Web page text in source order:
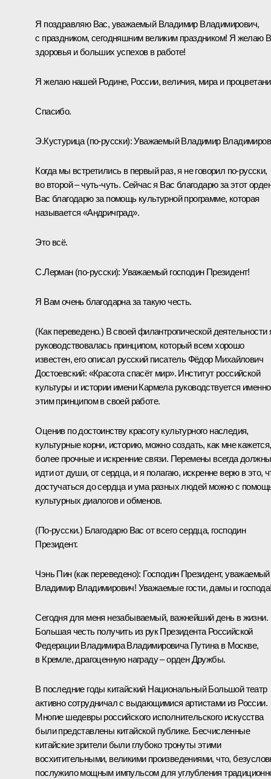
Я поздравляю Вас, уважаемый Владимир Владимирович,
с праздником, сегодняшним великим праздником! Я желаю
здоровья и больших успехов в работе!
Я желаю нашей Родине, России, величия, мира и
Спасибо.
Э.Кустурица (по‑русски):Уважаемый Владимир
Когда мы встретились в первый раз, я не говорил по‑русски,
во второй – чуть-чуть. Сейчас я Вас благодарю за этот
Вас благодарю за помощь культурной программе, которая
называется «Андричград».
Это всё.
С.Лерман (по‑русски): Уважаемый господин Президент!
Я Вам очень благодарна за такую честь.
(Как переведено.) В своей филантропической деятельности
руководствовалась принципом, который всем хорошо
известен, его описал русский писатель Фёдор Михайлович
Достоевский: «Красота спасёт мир». Институт российской
культуры и истории имени Кармела руководствуется именно
этим принципом в своей работе.
Оценив по достоинству красоту культурного наследия,
культурные корни, историю, можно создать, как мне кажется,
более прочные и искренние связи. Перемены всегда должны
идти от души, от сердца, и я полагаю, искренне верю в это,
достучаться до сердца и ума разных людей можно с
культурных диалогов и обменов.
(По‑русски.) Благодарю Вас от всего сердца, господин
Президент.
Чэнь Пин (как переведено): Господин Президент, уважаемый
Владимир Владимирович! Уважаемые гости, дамы и
Сегодня для меня незабываемый, важнейший день в жизни.
Большая честь получить из рук Президента Российской
Федерации Владимира Владимировича Путина в Москве,
в Кремле, драгоценную награду – орден Дружбы.
В последние годы китайский Национальный Большой театр
активно сотрудничал с выдающимися артистами из России.
Многие шедевры российского исполнительского искусства
были представлены китайской публике. Бесчисленные
китайские зрители были глубоко тронуты этими
восхитительными, великими произведениями, что,
послужило мощным импульсом для углубления